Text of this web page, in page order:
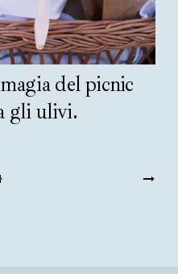
del picnic
gli ulivi.